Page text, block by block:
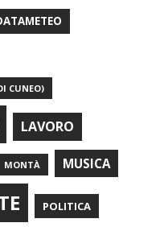
CUNEO)
LAVORO
MONTÀ MUSICA
POLITICA